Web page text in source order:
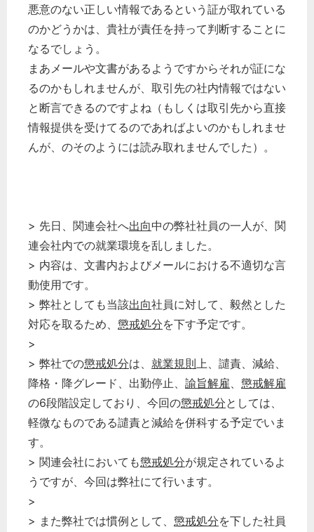
悪意のない正しい情報であるという証が取れている
のかどうかは、貴社が責任を持って判断することに
なるでしょう。
まあメールや文書があるようですからそれが証にな
るのかもしれませんが、取引先の社内情報ではない
と断言できるのですよね（もしくは取引先から直接
情報提供を受けてるのであればよいのかもしれませ
んが、のそのようには読み取れませんでした）。
> 先日、関連会社へ出向中の弊社社員の一人が、関
連会社内での就業環境を乱しました。
> 内容は、文書内およびメールにおける不適切な言
動使用です。
> 弊社としても当該出向社員に対して、毅然とした
対応を取るため、 懲戒処分を下す予定です。
>
> 弊社での懲戒処分は、 就業規則上、譴責、減給、
降格・降グレード、出勤停止、 諭旨解雇、 懲戒解雇
の6段階設定しており、今回の懲戒処分としては、
軽微なものである譴責と減給を併科する予定でいま
す。
> 関連会社においても懲戒処分が規定されているよ
うですが、今回は弊社にて行います。
>
> また弊社では慣例として、 懲戒処分を下した社員
選択してください
労務管理
企業法務